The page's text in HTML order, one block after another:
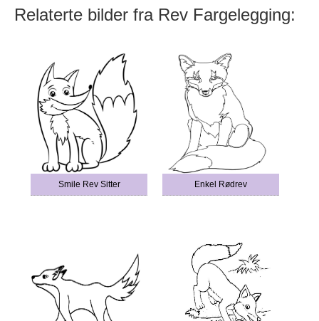
Relaterte bilder fra Rev Fargelegging:
Smile Rev Sitter Enkel Rødrev